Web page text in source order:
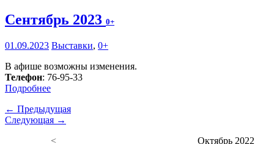
Сентябрь 2023 0+
01.09.2023 Выставки, 0+
В афише возможны изменения.
Телефон: 76-95-33
Подробнее
← Предыдущая
Следующая →
<
Октябрь 2022